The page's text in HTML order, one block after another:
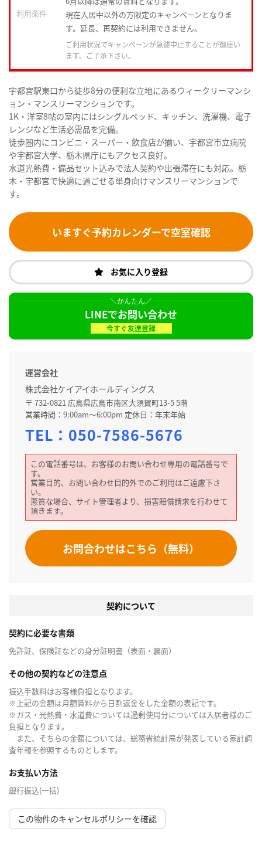
利用条件
現在入居中以外の方限定のキャンペーンとなりま
す。延長、再契約には利用できません。
ご利用状況でキャンペーンが急遽中止することが御座い
ます。ご了承下さい。
宇都宮駅東口から徒歩8分の便利な立地にあるウィークリーマンシ
ョン・マンスリーマンションです。
1K・洋室8帖の室内にはシングルベッド、キッチン、洗濯機、電子
レンジなど生活必需品を完備。
徒歩圏内にコンビニ・スーパー・飲食店が揃い、宇都宮市立病院
や宇都宮大学、栃木県庁にもアクセス良好。
水道光熱費・備品セット込みで法人契約や出張滞在にも対応。栃
木・宇都宮で快適に過ごせる単身向けマンスリーマンションで
す。
いますぐ予約カレンダーで空室確認
お気に入り登録
LINEでお問い合わせ
今すぐ友達登録
運営会社
株式会社ケイアイホールディングス
〒 732-0821 広島県広島市南区大須賀町13-5 5階
営業時間：9:00am～6:00pm 定休日：年末年始
TEL： 050-7586-5676
この電話番号は、お客様のお問い合わせ専用の電話番号で
す。
営業目的、お問い合わせ目的外でのご利用はご遠慮下さ
い。
悪質な場合、サイト管理者より、損害賠償請求を行わせて
頂きます。
お問合わせはこちら（無料）
契約について
契約に必要な書類
免許証、保険証などの身分証明書（表面・裏面）
その他の契約などの注意点
振込手数料はお客様負担となります。
※上記の金額は月額賃料から日割返金をした金額の表記です。
※ガス・光熱費・水道費については過剰使用分については入居者様のご
負担となります。
また、そちらの金額については、総務省統計局が発表している家計調
査年報を参照するものとします。
お支払い方法
銀行振込(一括)
この物件のキャンセルポリシーを確認